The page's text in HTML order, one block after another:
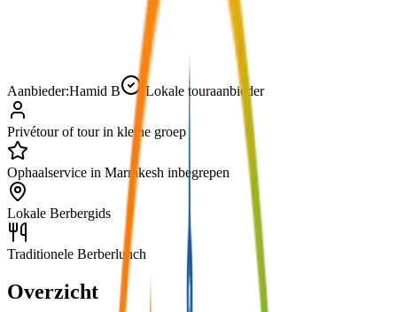
Aanbieder:Hamid B Lokale touraanbieder
Privétour of tour in kleine groep
Ophaalservice in Marrakesh inbegrepen
Lokale Berbergids
Traditionele Berberlunch
Overzicht